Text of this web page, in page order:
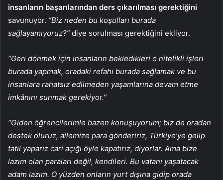
insanların başarılarından ders çıkarılması gerektiğini
savunuyor. “Biz neden bu koşulları burada
sağlayamıyoruz?” diye sorulması gerektiğini ekliyor.
“Geri dönmek için insanların bekledikleri o nitelikli işleri
burada yapmak, oradaki refahı burada sağlamak ve bu
insanlara rahatsız edilmeden yaşamlarına devam etme
imkânını sunmak gerekiyor.”
“Giden öğrencilerimle bazen konuşuyorum; biz de oradan
destek oluruz, ailemize para göndeririz, Türkiye’ye gelip
tatil yaparız cari açığı öyle kapatırız, diyorlar. Ama bize
lazım olan paraları değil, kendileri. Bu vatanı yaşatacak
adam lazım. O yüzden onların yurt dışına gidip orada